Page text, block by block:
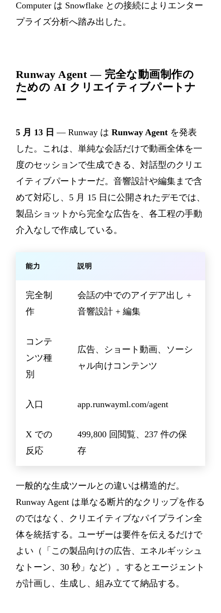
Computer は Snowflake との接続によりエンター
プライズ分析へ踏み出した。
Runway Agent — 完全な動画制作の
ための AI クリエイティブパートナ
ー
5 月 13 日 — Runway は Runway Agent を発表
した。これは、単純な会話だけで動画全体を一
度のセッションで生成できる、対話型のクリエ
イティブパートナーだ。音響設計や編集まで含
めて対応し、5 月 15 日に公開されたデモでは、
製品ショットから完全な広告を、各工程の手動
介入なしで作成している。
能力 説明
完全制
作
会話の中でのアイデア出し +
音響設計 + 編集
コンテ
ンツ種
別
広告、ショート動画、ソーシ
ャル向けコンテンツ
入口 app.runwayml.com/agent
X での
反応
499,800 回閲覧、237 件の保
存
一般的な生成ツールとの違いは構造的だ。
Runway Agent は単なる断片的なクリップを作る
のではなく、クリエイティブなパイプライン全
体を統括する。ユーザーは要件を伝えるだけで
よい（「この製品向けの広告、エネルギッシュ
なトーン、30 秒」など）。するとエージェント
が計画し、生成し、組み立てて納品する。